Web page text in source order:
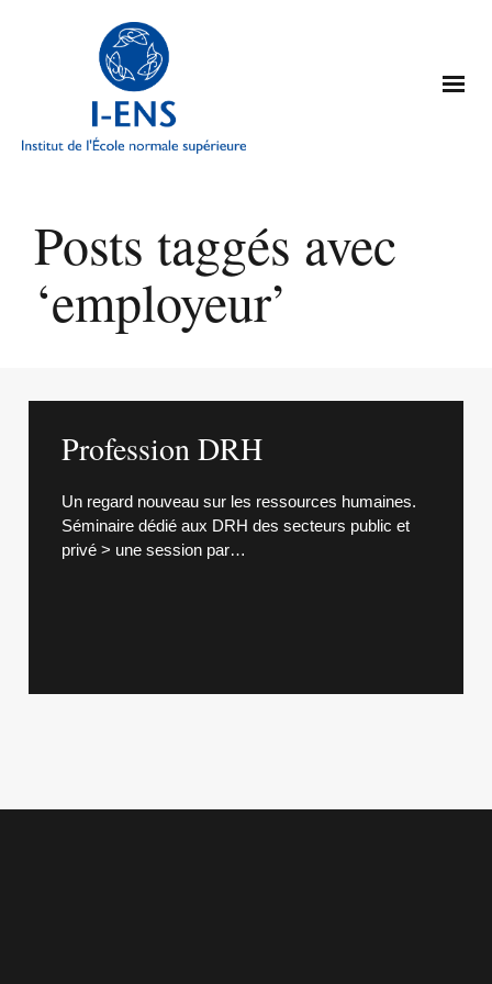
Posts taggés avec
‘employeur’
Profession DRH
Un regard nouveau sur les ressources humaines.
Séminaire dédié aux DRH des secteurs public et
privé > une session par…